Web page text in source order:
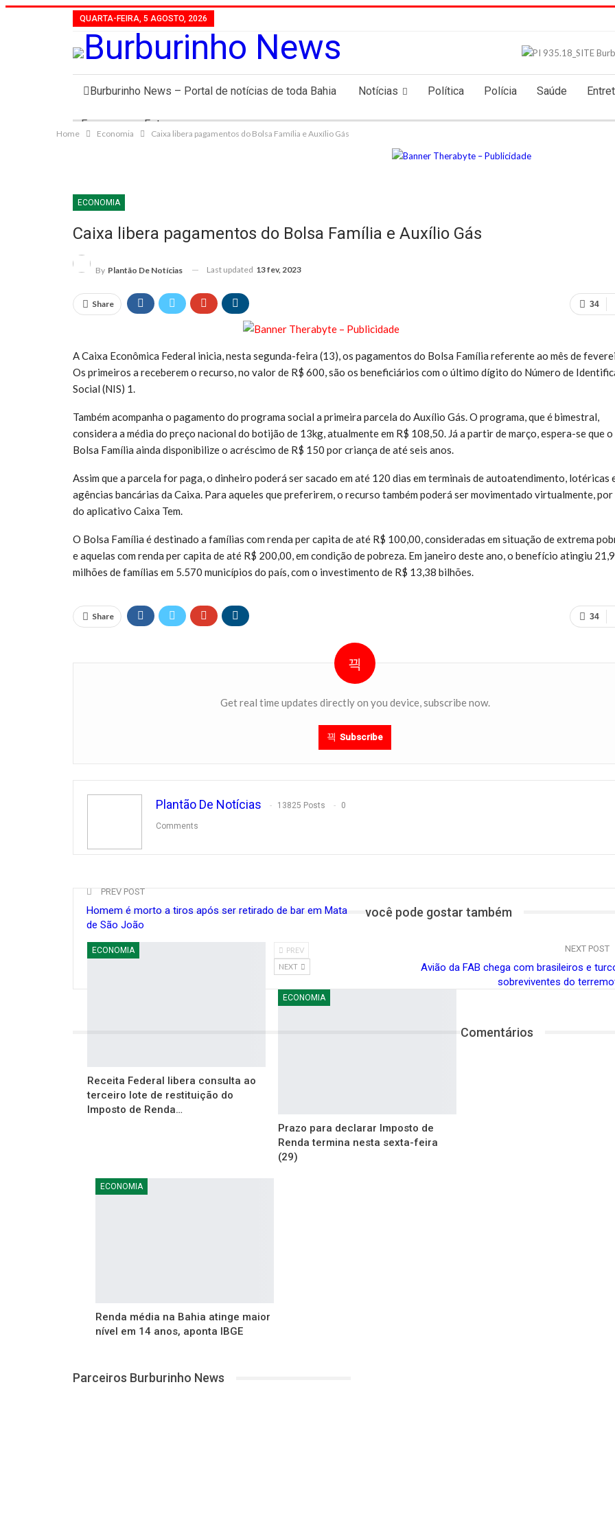
QUARTA-FEIRA, 5 AGOSTO, 2026
Burburinho News – Portal de notícias de toda Bahia Notícias Política Polícia Saúde
Emprego Fotos
Home Economia Caixa libera pagamentos do Bolsa Família e Auxílio Gás
ECONOMIA
Caixa libera pagamentos do Bolsa Família e Auxílio Gás
By Plantão De Notícias Last updated 13 fev, 2023
34
Share
A Caixa Econômica Federal inicia, nesta segunda-feira (13), os pagamentos do Bolsa Família referente ao mês de
Os primeiros a receberem o recurso, no valor de R$ 600, são os beneficiários com o último dígito do Número de
Social (NIS) 1.
Também acompanha o pagamento do programa social a primeira parcela do Auxílio Gás. O programa, que é bimestral,
considera a média do preço nacional do botijão de 13kg, atualmente em R$ 108,50. Já a partir de março, espera-se que o
Bolsa Família ainda disponibilize o acréscimo de R$ 150 por criança de até seis anos.
Assim que a parcela for paga, o dinheiro poderá ser sacado em até 120 dias em terminais de autoatendimento, lotéricas
agências bancárias da Caixa. Para aqueles que preferirem, o recurso também poderá ser movimentado virtualmente, por
do aplicativo Caixa Tem.
O Bolsa Família é destinado a famílias com renda per capita de até R$ 100,00, consideradas em situação de extrema
e aquelas com renda per capita de até R$ 200,00, em condição de pobreza. Em janeiro deste ano, o benefício atingiu 21,9
milhões de famílias em 5.570 municípios do país, com o investimento de R$ 13,38 bilhões.
34
Share
Get real time updates directly on you device, subscribe now.
Subscribe
Plantão De Notícias 13825 Posts 0
Comments
PREV POST
Homem é morto a tiros após ser retirado de bar em Mata
de São João
NEXT POST
Avião da FAB chega com brasileiros e
sobreviventes do
você pode gostar também
ECONOMIA
Receita Federal libera consulta ao
terceiro lote de restituição do
Imposto de Renda…
ECONOMIA
Prazo para declarar Imposto de
Renda termina nesta sexta-feira
(29)
ECONOMIA
Renda média na Bahia atinge maior
nível em 14 anos, aponta IBGE
PREV
NEXT
Comentários
Parceiros Burburinho News